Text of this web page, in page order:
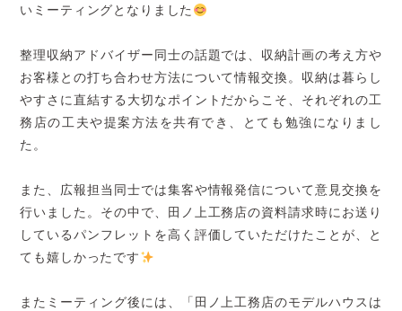
いミーティングとなりました
整理収納アドバイザー同士の話題では、収納計画の考え方や
お客様との打ち合わせ方法について情報交換。収納は暮らし
やすさに直結する大切なポイントだからこそ、それぞれの工
務店の工夫や提案方法を共有でき、とても勉強になりまし
た。
また、広報担当同士では集客や情報発信について意見交換を
行いました。その中で、田ノ上工務店の資料請求時にお送り
しているパンフレットを高く評価していただけたことが、と
ても嬉しかったです
またミーティング後には、「田ノ上工務店のモデルハウスは